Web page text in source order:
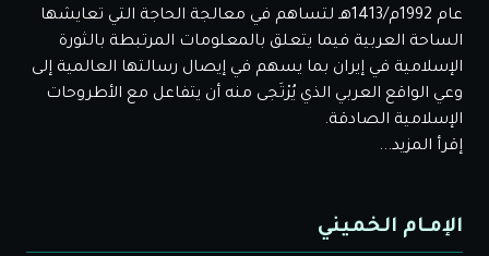
عام 1992م/1413هـ لتساهم في معالجة الحاجة التي تعايشها
الساحة العربية فيما يتعلق بالمعلومات المرتبطة بالثورة
الإسلامية في إيران بما يسهم في إيصال رسالتها العالمية إلى
وعي الواقع العربي الذي يُرْتَجى منه أن يتفاعل مع الأطروحات
الإسلامية الصادقة.
إقرأ المزيد...
الإمـام الخميني